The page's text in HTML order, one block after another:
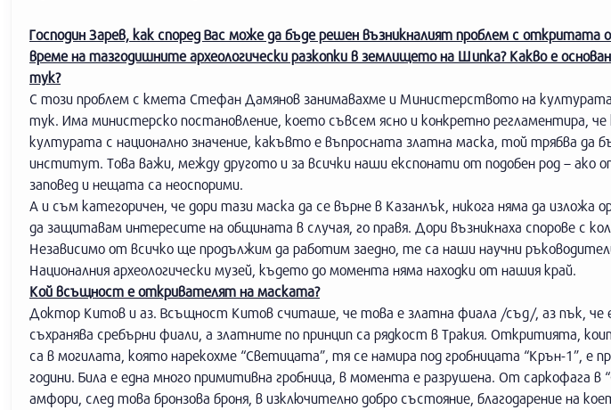
Господин Зарев, как според Вас може да бъде решен възникналият проблем с
време на тазгодишните археологически разкопки в землището на Шипка? Какво е
тук?
С този проблем с кмета Стефан Дамянов занимавахме и Министерството на
тук. Има министерско постановление, което съвсем ясно и конкретно регламентира,
културата с национално значение, какъвто е въпросната златна маска, той трябва да
институт. Това важи, между другото и за всички наши експонати от подобен род –
заповед и нещата са неоспорими.
А и съм категоричен, че дори тази маска да се върне в Казанлък, никога няма да изложа
да защитавам интересите на общината в случая, го правя. Дори възникнаха спорове с
Независимо от всичко ще продължим да работим заедно, те са наши научни
Националния археологически музей, където до момента няма находки от нашия край.
Кой всъщност е откривателят на маската?
Доктор Китов и аз. Всъщност Китов считаше, че това е златна фиала /съд/, аз пък, че
съхранява сребърни фиали, а златните по принцип са рядкост в Тракия. Откритията,
са в могилата, която нарекохме “Светицата”, тя се намира под гробницата “Крън-1”, е
години. Била е една много примитивна гробница, в момента е разрушена. От саркофага в
амфори, след това бронзова броня, в изключително добро състояние, благодарение на